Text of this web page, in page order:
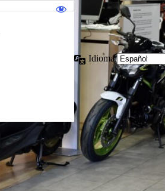
Idioma